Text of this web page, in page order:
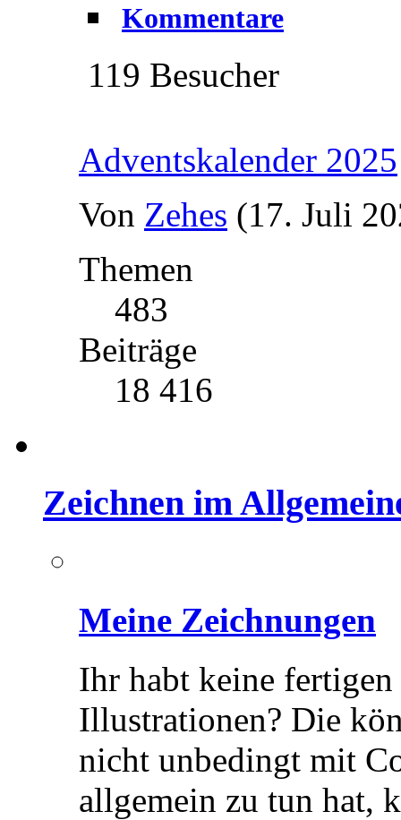
Kommentare
119 Besucher
Adventskalender 2025
Von Zehes (17. Juli
Themen
483
Beiträge
18 416
Zeichnen im
Meine Zeichnungen
Ihr habt keine
Illustrationen? Die
nicht unbedingt mit
allgemein zu tun hat,